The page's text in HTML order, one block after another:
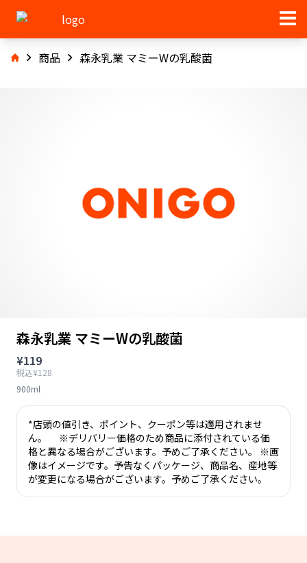
商品 森永乳業 マミーWの乳酸菌
森永乳業 マミーWの乳酸菌
¥119
税込¥128
900ml
*店頭の値引き、ポイント、クーポン等は適用されませ
ん。 ※デリバリー価格のため商品に添付されている価
格と異なる場合がございます。予めご了承ください。 ※画
像はイメージです。予告なくパッケージ、商品名、産地等
が変更になる場合がございます。予めご了承ください。